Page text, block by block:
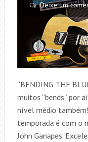
Deixe um
“BENDING THE
muitos “bends” por
nível médio
temporada é com o
John Ganapes.